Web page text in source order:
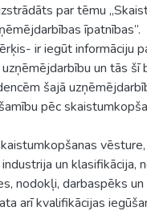
par tēmu
īpatnības”.
ir iegūt informāciju
un tās šī
šajā
pēc
vēsture,
un klasifikācija,
nodokļi, darbaspēks un
arī kvalifikācijas